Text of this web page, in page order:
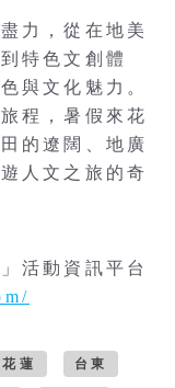
力，從在地美
特色文創體
與文化魅力。
程，暑假來花
的遼闊、地廣
人文之旅的奇
活動資訊平台
花蓮 台東